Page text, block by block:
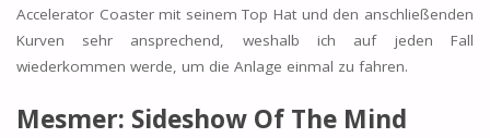
Accelerator Coaster mit seinem Top Hat und den anschließenden
Kurven sehr ansprechend, weshalb ich auf jeden Fall
wiederkommen werde, um die Anlage einmal zu fahren.
Mesmer: Sideshow Of The Mind